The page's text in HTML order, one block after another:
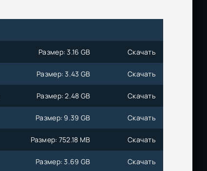
Размер: 3.16 GB Скачать
Размер: 3.43 GB Скачать
Размер: 2.48 GB Скачать
Размер: 9.39 GB Скачать
Размер: 752.18 MB Скачать
Размер: 3.69 GB Скачать